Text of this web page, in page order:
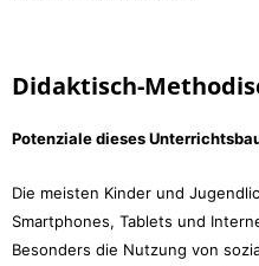
Didaktisch-
Potenziale dieses
Die meisten Kinder und
Smartphones, Tablets und
Besonders die Nutzung von